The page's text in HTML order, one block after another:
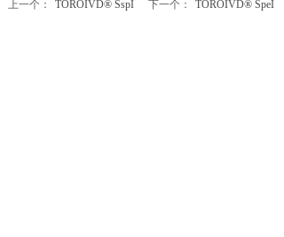
上一个： TOROIVD® SspI 下一个： TOROIVD® SpeI